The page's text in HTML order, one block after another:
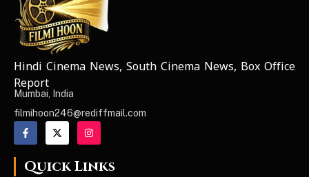
NEWS ELEMENTOR
Hindi Cinema News, South Cinema News, Box Office
Report
Mumbai, India
filmihoon246@rediffmail.com
Quick Links